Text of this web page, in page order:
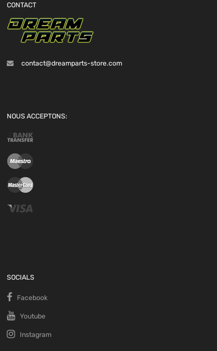
CONTACT
contact@dreamparts-store.com
NOUS ACCEPTONS:
SOCIALS
Facebook
Youtube
Instagram